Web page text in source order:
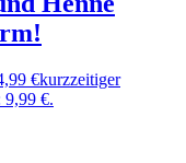
€kurzzeitiger
9,99 €.